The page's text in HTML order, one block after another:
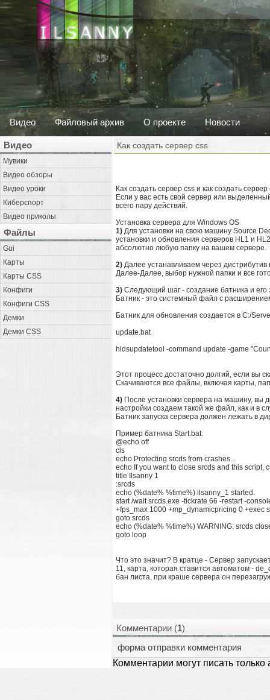
Видео Файловый архив О проекте Новости
Видео
Мувики
Видео обзоры
Видео уроки
Киберспорт
Видео приколы
Файлы
Gui
Карты
Карты CSS
Конфиги
Конфиги CSS
Демки
Демки CSS
Как создать сервер css
Как создать сервер css и как создать
Если у вас есть свой сервер или
всего пару действий.
Установка сервера для Windows OS
1) Для установки на свою машину Source
установки и обновления серверов HL1 и
абсолютно любую папку на вашем сервере.
2) Далее устанавливаем через
Далее-Далее, выбор нужной папки и все
3) Следующий шаг - создание батника и его
Батник - это системный файл с
Батник для обновления создается в C:/
update.bat
hldsupdatetool -command update -game
Этот процесс достаточно долгий, если вы
Скачиваются все файлы, включая карты,
4) После установки сервера на машину, вы
настройки создаем такой же файл, как и в
Батник запуска сервера должен лежать в
Пример батника Start.bat:
@echo off
cls
echo Protecting srcds from crashes...
echo If you want to close srcds and this
title Ilsanny 1
:srcds
echo (%date% %time%) ilsanny_1 started.
start /wait srcds.exe -tickrate 66 -restart -
+fps_max 1000 +mp_dynamicpricing 0 +exec
goto srcds
echo (%date% %time%) WARNING: srcds
goto loop
Что это значит? В кратце - Сервер
11, карта, которая ставится автоматом -
бан листа, при краше сервера он
Комментарии (1)
форма отправки комментария
Комментарии могут писать